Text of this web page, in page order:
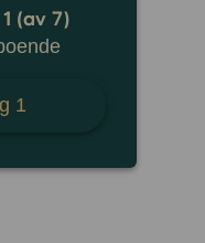
(av 7)
1